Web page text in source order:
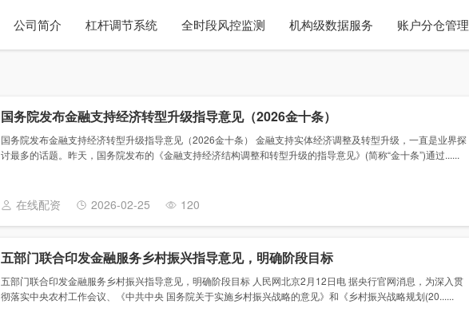
公司简介 杠杆调节系统 全时段风控监测 机构级数据服务 账户分仓管理
国务院发布金融支持经济转型升级指导意见（2026金十条）
国务院发布金融支持经济转型升级指导意见（2026金十条） 金融支持实体经济调整及转型升级，一直是业界探
讨最多的话题。昨天，国务院发布的《金融支持经济结构调整和转型升级的指导意见》(简称“金十条”)通过......
在线配资 2026-02-25 120
五部门联合印发金融服务乡村振兴指导意见，明确阶段目标
五部门联合印发金融服务乡村振兴指导意见，明确阶段目标 人民网北京2月12日电 据央行官网消息，为深入贯
彻落实中央农村工作会议、《中共中央 国务院关于实施乡村振兴战略的意见》和《乡村振兴战略规划(20......